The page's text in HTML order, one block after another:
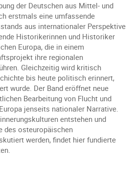
der Deutschen aus Mittel- und
erstmals eine umfassende
aus internationaler Perspektive
Historikerinnen und Historiker
Europa, die in einem
ihre regionalen
Gleichzeitig wird kritisch
bis heute politisch erinnert,
wurde. Der Band eröffnet neue
Bearbeitung von Flucht und
jenseits nationaler Narrative.
entstehen und
des osteuropäischen
werden, findet hier fundierte